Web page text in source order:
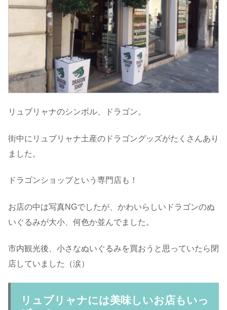
リュブリャナのシンボル、ドラゴン。
街中にリュブリャナ土産のドラゴングッズがたくさんあり
ました。
ドラゴンショップという専門店も！
お店の中は写真NGでしたが、かわいらしいドラゴンのぬ
いぐるみが大小、何色か並んでました。
市内観光後、小さなぬいぐるみを買おうと思っていたら閉
店していました（涙）
リュブリャナには美味しいお店もいっ